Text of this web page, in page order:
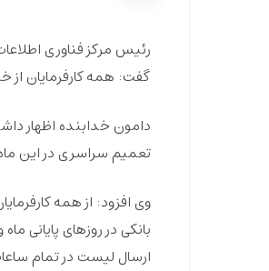
رئیس مرکز فناوری
گفت: همه کارفرمایان
دامون خدابنده اظهار
تعمیم سراسری در این
وی افزود: از همه
بانکی در روزهای پایانی